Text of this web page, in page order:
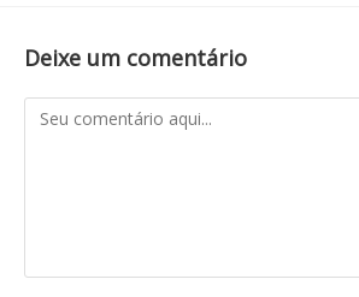
Deixe um comentário